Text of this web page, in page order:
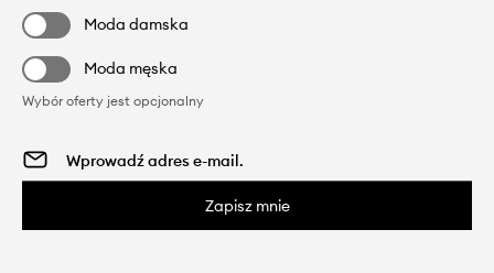
Moda damska
Moda męska
Wybór oferty jest opcjonalny
Zapisz mnie